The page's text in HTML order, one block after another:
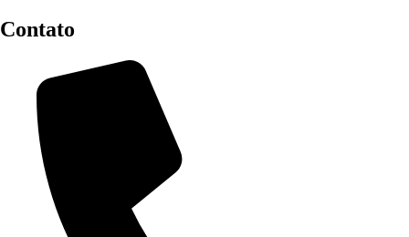
Contato